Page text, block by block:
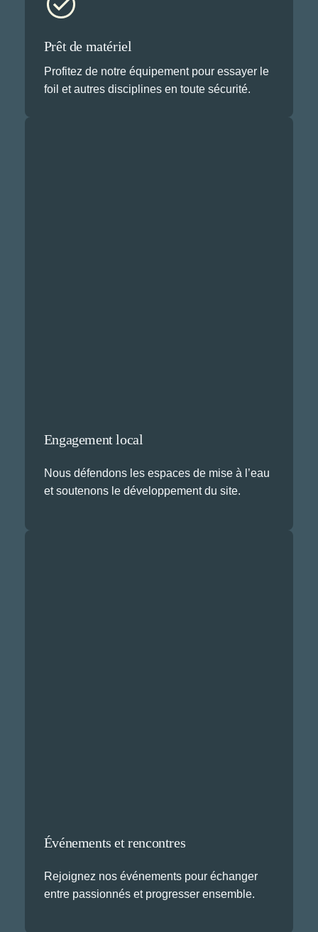
Prêt de matériel
Profitez de notre équipement pour essayer le
foil et autres disciplines en toute sécurité.
Engagement local
Nous défendons les espaces de mise à l’eau
et soutenons le développement du site.
Événements et rencontres
Rejoignez nos événements pour échanger
entre passionnés et progresser ensemble.